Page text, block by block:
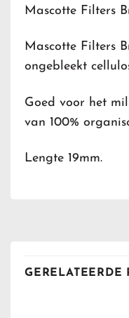
Mascotte Filters
Mascotte Filters
ongebleekt
Goed voor het
van 100%
Lengte 19mm.
GERELATEERDE